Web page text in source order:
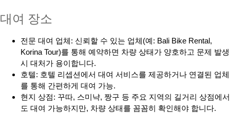
대여 장소
전문 대여 업체: 신뢰할 수 있는 업체(예: Bali Bike Rental,
Korina Tour)를 통해 예약하면 차량 상태가 양호하고 문제 발생
시 대처가 용이합니다.
호텔: 호텔 리셉션에서 대여 서비스를 제공하거나 연결된 업체
를 통해 간편하게 대여 가능.
현지 상점: 꾸따, 스미냑, 짱구 등 주요 지역의 길거리 상점에서
도 대여 가능하지만, 차량 상태를 꼼꼼히 확인해야 합니다.